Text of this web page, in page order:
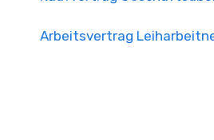
Arbeitsvertrag